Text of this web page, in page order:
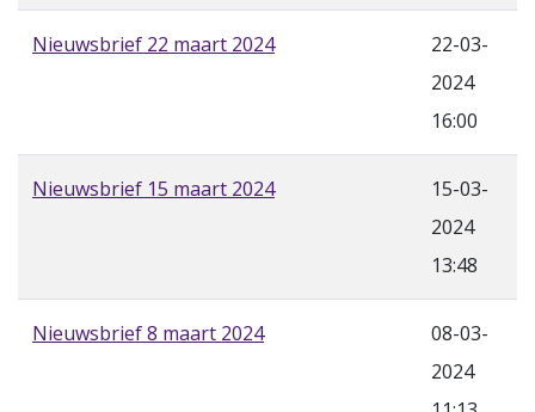
Nieuwsbrief 22 maart 2024
22-03-
2024
16:00
Nieuwsbrief 15 maart 2024
15-03-
2024
13:48
Nieuwsbrief 8 maart 2024
08-03-
2024